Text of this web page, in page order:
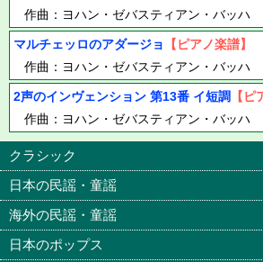
作曲：ヨハン・ゼバスティアン・バッハ
マルチェッロのアダージョ
【ピアノ楽譜】
作曲：ヨハン・ゼバスティアン・バッハ
2声のインヴェンション 第13番 イ短調 【ピ
作曲：ヨハン・ゼバスティアン・バッハ
クラシック
日本の民謡・童謡
海外の民謡・童謡
日本のポップス